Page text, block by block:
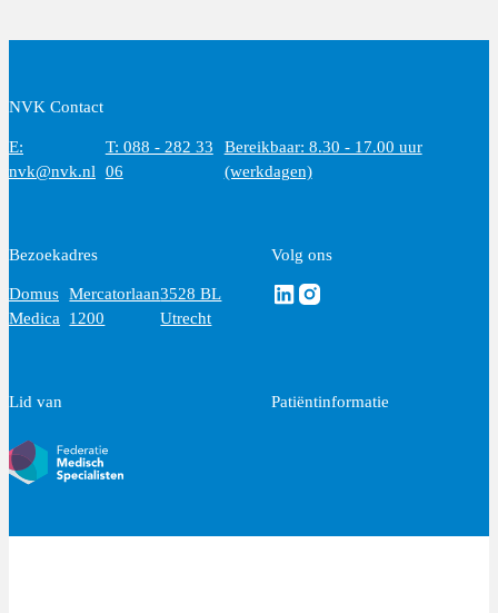
NVK Contact
E:
nvk@nvk.nl
T: 088 - 282 33
06
Bereikbaar: 8.30 - 17.00 uur
(werkdagen)
Bezoekadres
Domus
Medica
Mercatorlaan
1200
3528 BL
Utrecht
Volg ons
Volg ons via Linkedin
Volg ons via Instagram
Lid van Patiëntinformatie